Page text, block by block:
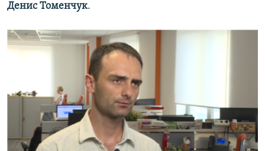
Денис Томенчук.